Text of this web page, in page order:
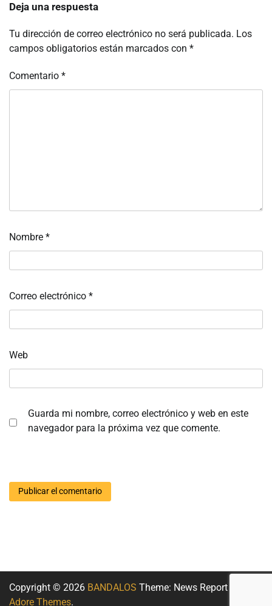
Deja una respuesta
Tu dirección de correo electrónico no será publicada. Los
campos obligatorios están marcados con *
Comentario *
Nombre *
Correo electrónico *
Web
Guarda mi nombre, correo electrónico y web en este
navegador para la próxima vez que comente.
Copyright © 2026 BANDALOS Theme: News Report By
Adore Themes.